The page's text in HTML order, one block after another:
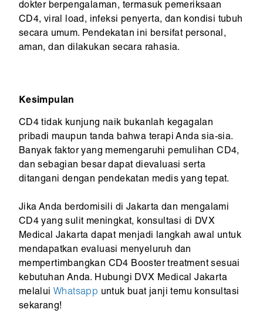
dokter berpengalaman, termasuk pemeriksaan
CD4, viral load, infeksi penyerta, dan kondisi tubuh
secara umum. Pendekatan ini bersifat personal,
aman, dan dilakukan secara rahasia.
Kesimpulan
CD4 tidak kunjung naik bukanlah kegagalan
pribadi maupun tanda bahwa terapi Anda sia-sia.
Banyak faktor yang memengaruhi pemulihan CD4,
dan sebagian besar dapat dievaluasi serta
ditangani dengan pendekatan medis yang tepat.
Jika Anda berdomisili di Jakarta dan mengalami
CD4 yang sulit meningkat, konsultasi di DVX
Medical Jakarta dapat menjadi langkah awal untuk
mendapatkan evaluasi menyeluruh dan
mempertimbangkan CD4 Booster treatment sesuai
kebutuhan Anda. Hubungi DVX Medical Jakarta
melalui Whatsapp untuk buat janji temu konsultasi
sekarang!